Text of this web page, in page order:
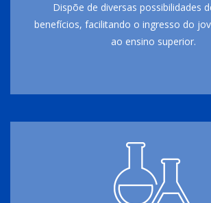
Dispõe de diversas possibilidades
benefícios, facilitando o ingresso do
ao ensino superior.